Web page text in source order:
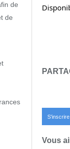
Vous
de
de